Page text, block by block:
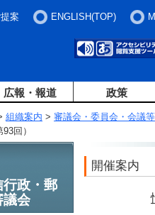
案 ENGLISH(TOP)
広報・報道 政策
組織案内 > 審議会・委員会・会議等
回）
開催案内
政・郵
議会